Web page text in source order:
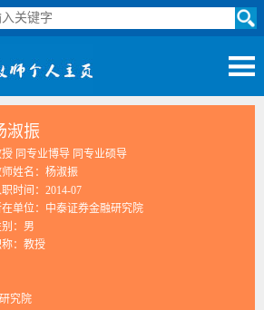
淑振
同专业博导 同专业硕导
姓名：杨淑振
职时间：2014-07
单位：中泰证券金融研究院
：男
：教授
究院